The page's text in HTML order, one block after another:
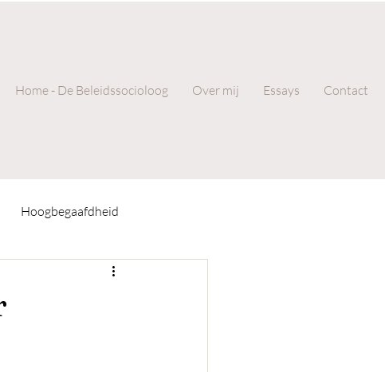
Home - De Beleidssocioloog Over mij Essays Contact
Hoogbegaafdheid
Gedichten